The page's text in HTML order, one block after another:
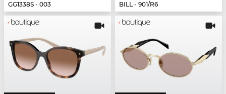
GG1338S - 003
BILL - 901/R6